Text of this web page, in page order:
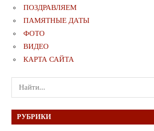
ПОЗДРАВЛЯЕМ
ПАМЯТНЫЕ ДАТЫ
ФОТО
ВИДЕО
КАРТА САЙТА
Поиск
для:
РУБРИКИ